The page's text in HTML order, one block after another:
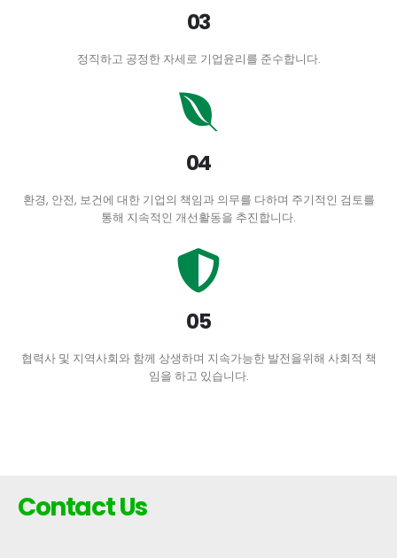
03
정직하고 공정한 자세로 기업윤리를 준수합니다.
04
환경, 안전, 보건에 대한 기업의 책임과 의무를 다하며 주기적인 검토를
통해 지속적인 개선활동을 추진합니다.
05
협력사 및 지역사회와 함께 상생하며 지속가능한 발전을위해 사회적 책
임을 하고 있습니다.
Contact Us